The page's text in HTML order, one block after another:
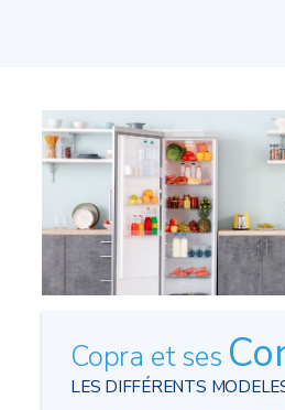
Copra et ses
LES DIFFÉRENTS